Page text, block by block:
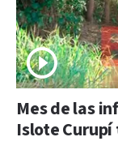
Mes de las
Islote